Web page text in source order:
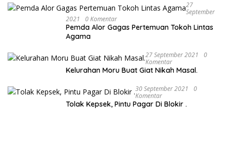
27
September
2021
0 Komentar
Pemda Alor Gagas Pertemuan Tokoh Lintas
Agama
27 September 2021
0
Komentar
Kelurahan Moru Buat Giat Nikah Masal.
30 September 2021
0
Komentar
Tolak Kepsek, Pintu Pagar Di Blokir .